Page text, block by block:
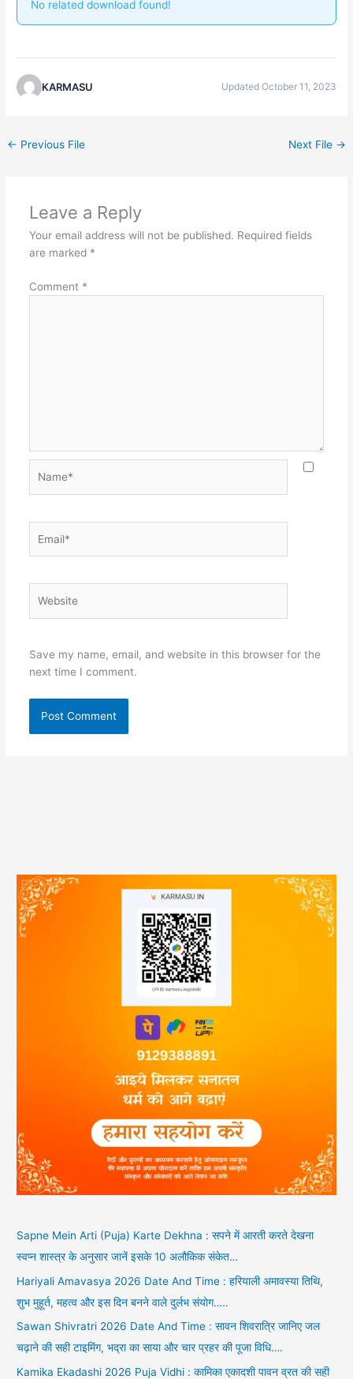
No related download found!
KARMASU Updated October 11, 2023
← Previous File Next File →
Leave a Reply
Your email address will not be published. Required fields
are marked *
Comment *
Save my name, email, and website in this browser for the
next time I comment.
Sapne Mein Arti (Puja) Karte Dekhna : सपने में आरती करते देखना
स्वप्न शास्त्र के अनुसार जानें इसके 10 अलौकिक संकेत…
Hariyali Amavasya 2026 Date And Time : हरियाली अमावस्या तिथि,
शुभ मुहूर्त, महत्व और इस दिन बनने वाले दुर्लभ संयोग…..
Sawan Shivratri 2026 Date And Time : सावन शिवरात्रि जानिए जल
चढ़ाने की सही टाइमिंग, भद्रा का साया और चार प्रहर की पूजा विधि….
Kamika Ekadashi 2026 Puja Vidhi : कामिका एकादशी पावन व्रत की सही